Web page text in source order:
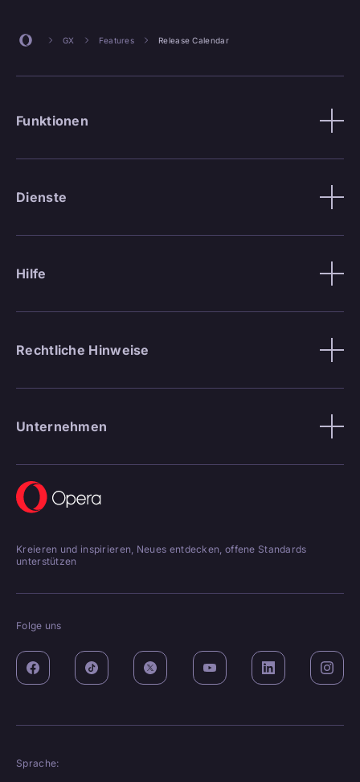
GX Features Release Calendar
Funktionen
Dienste
Hilfe
Rechtliche Hinweise
Unternehmen
Kreieren und inspirieren, Neues entdecken, offene Standards
unterstützen
Folge uns
Sprache: